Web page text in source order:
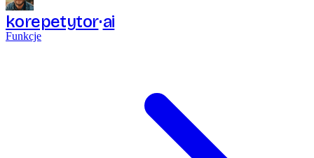
korepetytor ai
Funkcje